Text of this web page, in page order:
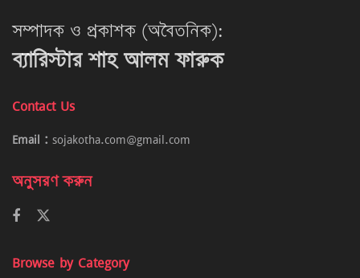
সম্পাদক ও প্রকাশক (অবৈতনিক):
ব্যারিস্টার শাহ আলম ফারুক
Contact Us
Email : sojakotha.com@gmail.com
অনুসরণ করুন
Browse by Category